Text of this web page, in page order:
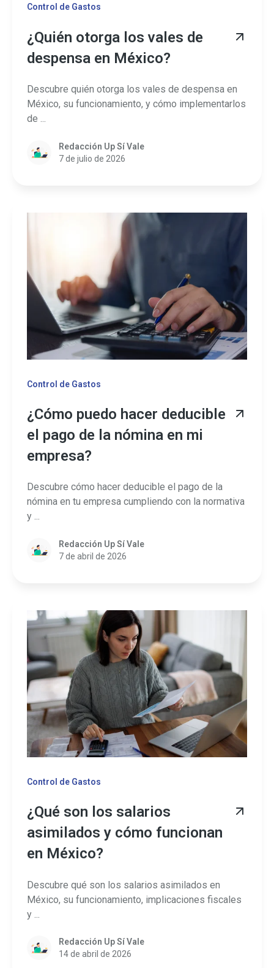
Control de Gastos
¿Quién otorga los vales de
despensa en México?
Descubre quién otorga los vales de despensa en
México, su funcionamiento, y cómo implementarlos
de ...
Redacción Up Sí Vale
7 de julio de 2026
Control de Gastos
¿Cómo puedo hacer deducible
el pago de la nómina en mi
empresa?
Descubre cómo hacer deducible el pago de la
nómina en tu empresa cumpliendo con la normativa
y ...
Redacción Up Sí Vale
7 de abril de 2026
Control de Gastos
¿Qué son los salarios
asimilados y cómo funcionan
en México?
Descubre qué son los salarios asimilados en
México, su funcionamiento, implicaciones fiscales
y ...
Redacción Up Sí Vale
14 de abril de 2026